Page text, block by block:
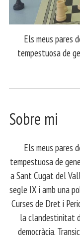
Els meus pares
tempestuosa de
Sobre mi
Els meus pares
tempestuosa de
a Sant Cugat del
segle IX i amb una
Curses de Dret i
la clandestinitat
democràcia.